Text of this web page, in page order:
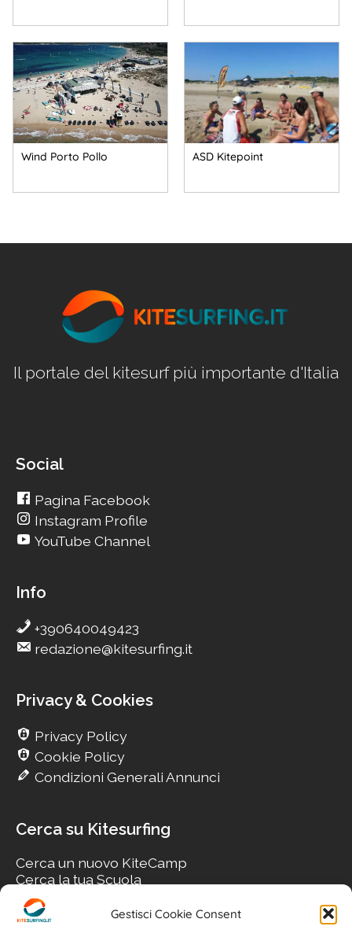
Gestisci Cookie Consent
Wind Porto Pollo ASD Kitepoint
Il portale del kitesurf più importante d'Italia
Social
Pagina Facebook
Instagram Profile
YouTube Channel
Info
+390640049423
redazione@kitesurfing.it
Privacy & Cookies
Privacy Policy
Cookie Policy
Condizioni Generali Annunci
Cerca su Kitesurfing
Cerca un nuovo KiteCamp
Cerca la tua Scuola
Cerca il tuo KiteSpot
Cerca Accommodation